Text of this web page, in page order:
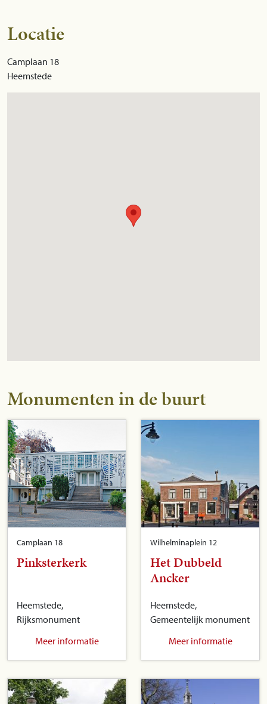
Locatie
Camplaan 18
Heemstede
Monumenten in de buurt
Camplaan 18
Pinksterkerk
Heemstede,
Rijksmonument
Meer informatie
Wilhelminaplein 12
Het Dubbeld
Ancker
Heemstede,
Gemeentelijk monument
Meer informatie